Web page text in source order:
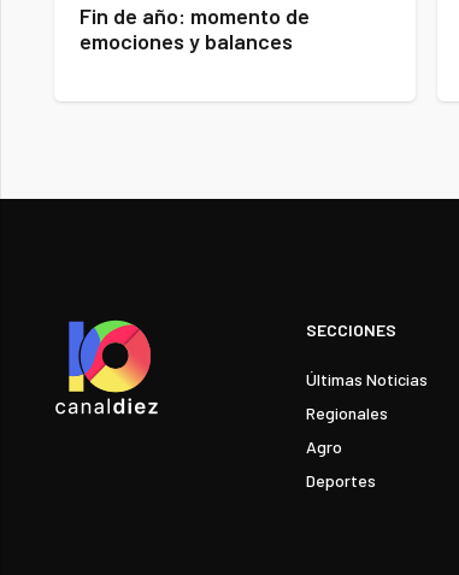
Fin de año: momento de
emociones y balances
SECCIONES
Últimas Noticias
Regionales
Agro
Deportes